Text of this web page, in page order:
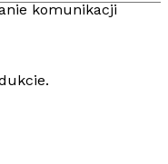
komunikacji